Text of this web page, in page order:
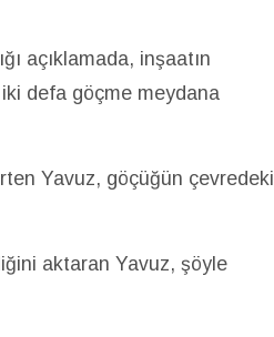
açıklamada, inşaatın
iki defa göçme meydana
Yavuz, göçüğün çevredeki
aktaran Yavuz, şöyle